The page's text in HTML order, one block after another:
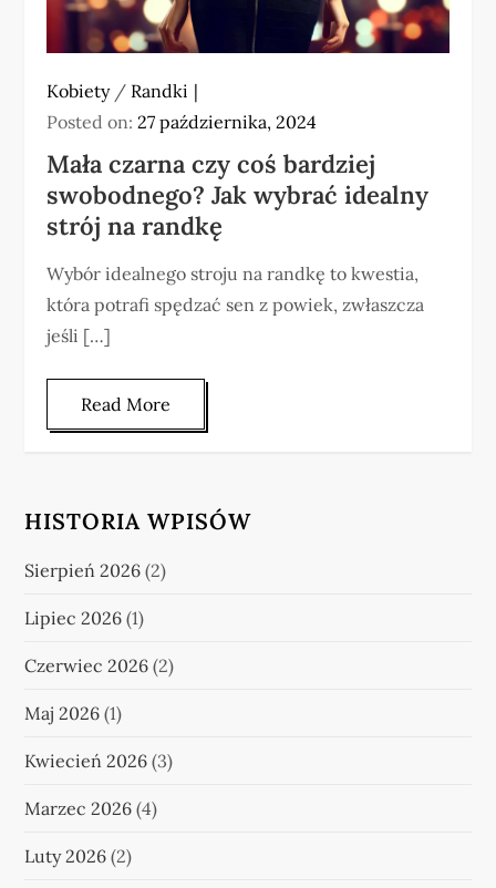
Kobiety/ Randki
Posted on:27 października, 2024
Mała czarna czy coś bardziej
swobodnego? Jak wybrać idealny
strój na randkę
Wybór idealnego stroju na randkę to kwestia,
która potrafi spędzać sen z powiek, zwłaszcza
jeśli […]
Read More
HISTORIA WPISÓW
Sierpień 2026 (2)
Lipiec 2026 (1)
Czerwiec 2026 (2)
Maj 2026 (1)
Kwiecień 2026 (3)
Marzec 2026 (4)
Luty 2026 (2)